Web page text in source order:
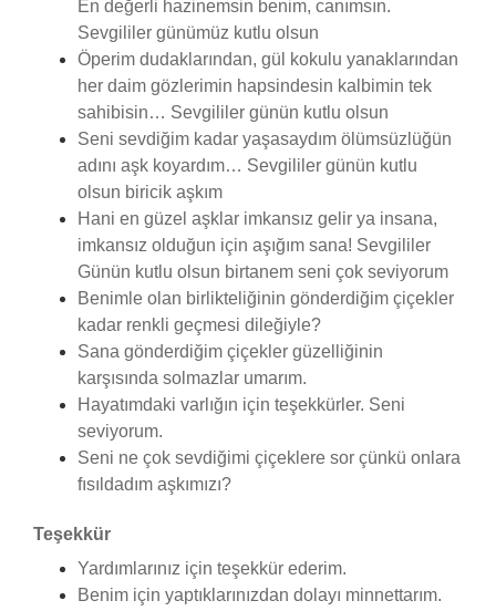
En değerli hazinemsin benim, canımsın.
Sevgililer günümüz kutlu olsun
Öperim dudaklarından, gül kokulu yanaklarından
her daim gözlerimin hapsindesin kalbimin tek
sahibisin… Sevgililer günün kutlu olsun
Seni sevdiğim kadar yaşasaydım ölümsüzlüğün
adını aşk koyardım… Sevgililer günün kutlu
olsun biricik aşkım
Hani en güzel aşklar imkansız gelir ya insana,
imkansız olduğun için aşığım sana! Sevgililer
Günün kutlu olsun birtanem seni çok seviyorum
Benimle olan birlikteliğinin gönderdiğim çiçekler
kadar renkli geçmesi dileğiyle?
Sana gönderdiğim çiçekler güzelliğinin
karşısında solmazlar umarım.
Hayatımdaki varlığın için teşekkürler. Seni
seviyorum.
Seni ne çok sevdiğimi çiçeklere sor çünkü onlara
fısıldadım aşkımızı?
Teşekkür
Yardımlarınız için teşekkür ederim.
Benim için yaptıklarınızdan dolayı minnettarım.